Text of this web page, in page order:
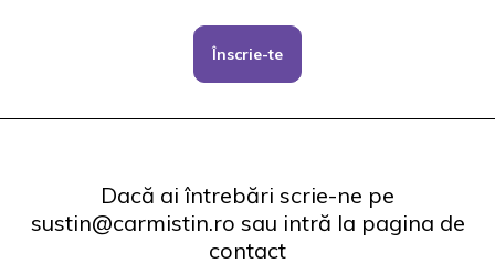
Înscrie-te
Dacă ai întrebări scrie-ne pe
sustin@carmistin.ro sau intră la pagina de
contact